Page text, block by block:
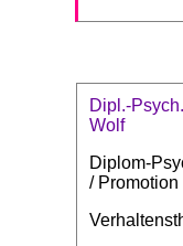
Dipl.-
Wolf
Diplom-
/ Promotion